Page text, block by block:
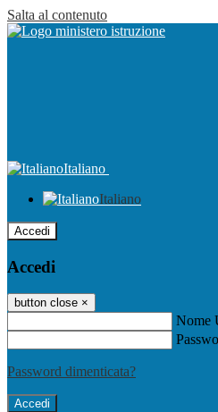
Salta al contenuto
Italiano
Italiano
Accedi
Accedi
button close ×
Nome
Password dimenticata?